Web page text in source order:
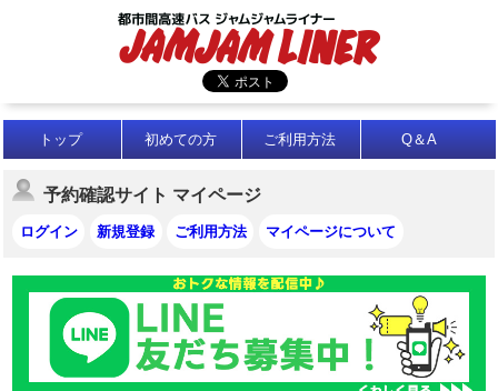
トップ 初めての方 ご利用方法 Q＆A
予約確認サイト マイページ
ログイン 新規登録 ご利用方法 マイページについて